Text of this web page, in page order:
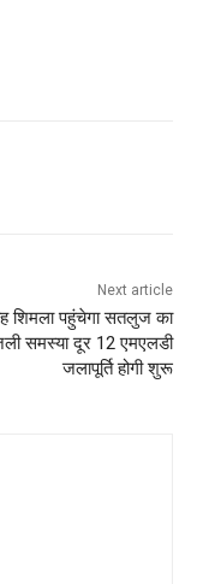
Next article
शिमला पहुंचेगा सतलुज का
समस्या दूर 12 एमएलडी
जलापूर्ति होगी शुरू